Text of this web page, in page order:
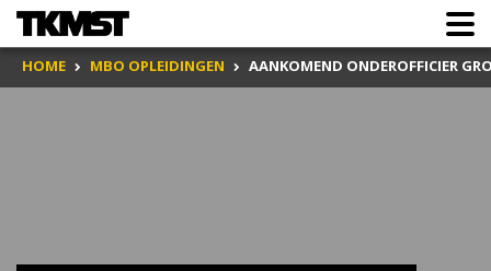
HOME MBO OPLEIDINGEN AANKOMEND ONDEROFFICIER